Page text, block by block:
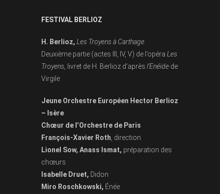
FESTIVAL BERLIOZ
H. Berlioz, Les Troyens à Carthage
Deuxième partie (actes III, IV, V) de l’opéra Les
Troyens,
livret de H. Berlioz d’après l’Enéide de
Virgile
Jeune Orchestre Européen Hector Berlioz
– Isère
Chœur de l’Orchestre de Paris
François-Xavier Roth , direction
Lionel Sow, Anass Ismat, préparation des
chœurs
Isabelle Druet, Didon
Miro Roschkowski, Énée